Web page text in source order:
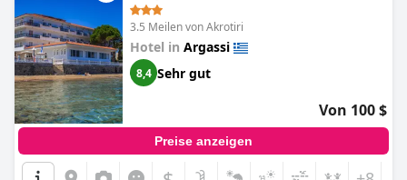
3.5 Meilen von Akrotiri
Hotel in Argassi
8,4 Sehr gut
Von 100 $
Preise anzeigen